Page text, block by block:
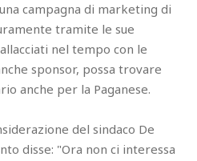
campagna di marketing di
tramite le sue
nel tempo con le
sponsor, possa trovare
anche per la Paganese.
del sindaco De
disse: "Ora non ci interessa